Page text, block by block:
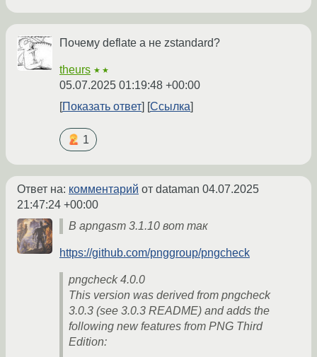
Почему deflate а не zstandard?
theurs ★★
05.07.2025 01:19:48 +00:00
Показать ответ
Ссылка
1
Ответ на: комментарий от dataman 04.07.2025
21:47:24 +00:00
В apngasm 3.1.10 вот так
https://github.com/pnggroup/pngcheck
pngcheck 4.0.0
This version was derived from pngcheck
3.0.3 (see 3.0.3 README) and adds the
following new features from PNG Third
Edition: